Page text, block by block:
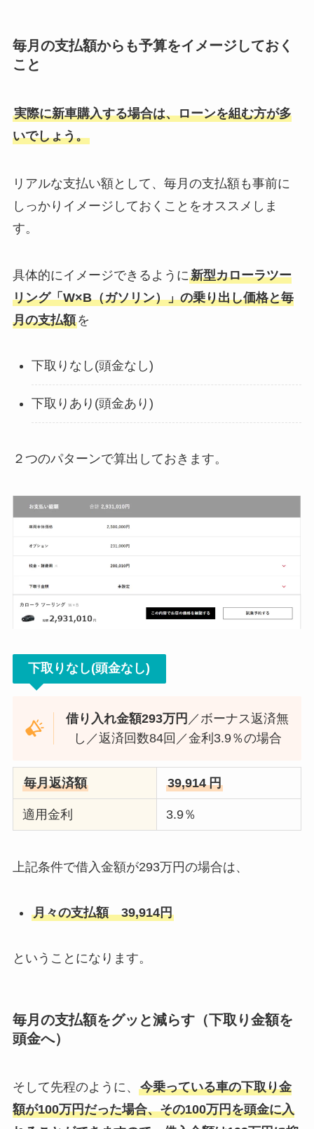
毎月の支払額からも予算をイメージしておく
こと
実際に新車購入する場合は、ローンを組む方が多
いでしょう。
リアルな支払い額として、毎月の支払額も事前に
しっかりイメージしておくことをオススメしま
す。
具体的にイメージできるように新型カローラツー
リング「W×B（ガソリン）」の乗り出し価格と毎
月の支払額を
下取りなし(頭金なし)
下取りあり(頭金あり)
２つのパターンで算出しておきます。
下取りなし(頭金なし)
借り入れ金額293万円 ／ボーナス返済無
し／返済回数84回／金利3.9％の場合
毎月返済額 39,914 円
適用金利 3.9％
上記条件で借入金額が293万円の場合は、
月々の支払額 39,914円
ということになります。
毎月の支払額をグッと減らす（下取り金額を
頭金へ）
そして先程のように、 今乗っている車の下取り金
額が100万円だった場合、その100万円を頭金に入